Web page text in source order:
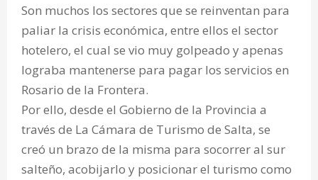
Son muchos los sectores que se reinventan para
paliar la crisis económica, entre ellos el sector
hotelero, el cual se vio muy golpeado y apenas
lograba mantenerse para pagar los servicios en
Rosario de la Frontera.
Por ello, desde el Gobierno de la Provincia a
través de La Cámara de Turismo de Salta, se
creó un brazo de la misma para socorrer al sur
salteño, acobijarlo y posicionar el turismo como